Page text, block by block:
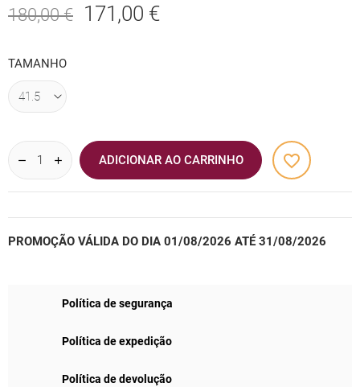
180,00 € 171,00 €
TAMANHO
ADICIONAR AO CARRINHO favorite_border
PROMOÇÃO VÁLIDA DO DIA 01/08/2026 ATÉ 31/08/2026
Política de segurança
Política de expedição
Política de devolução